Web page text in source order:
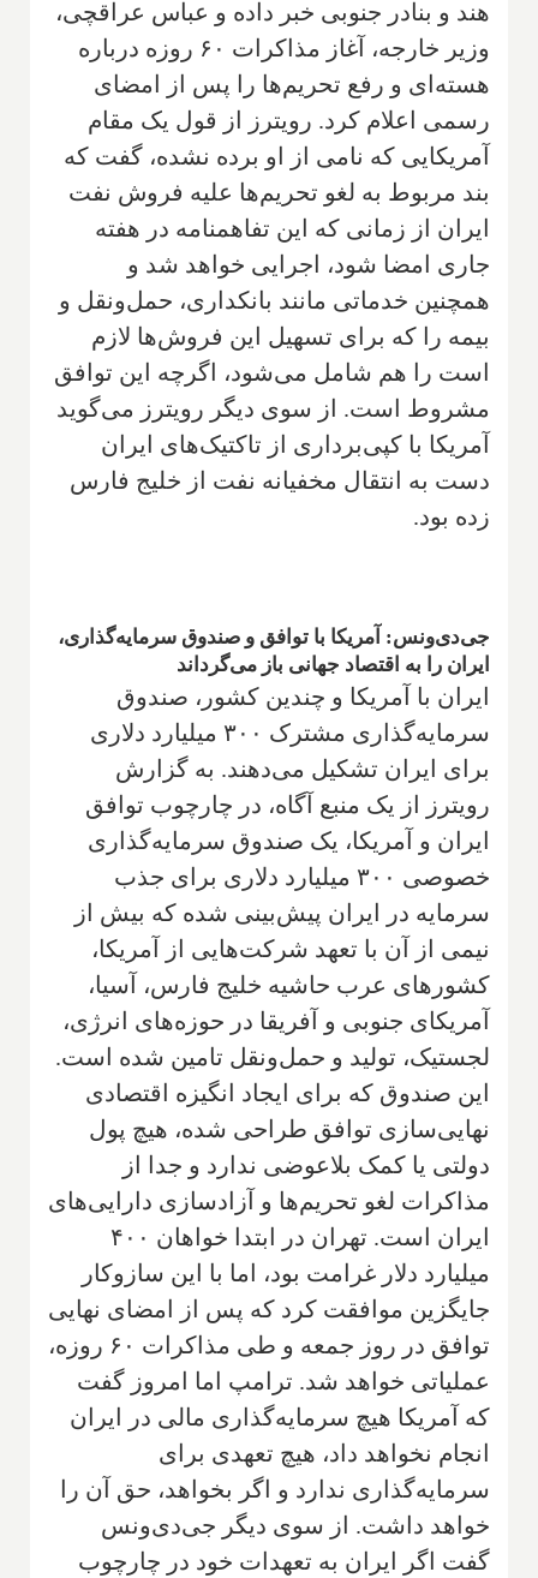
هند و بنادر جنوبی خبر داده و عباس عراقچی،
وزیر خارجه، آغاز مذاکرات ۶۰ روزه درباره
هسته‌ای و رفع تحریم‌ها را پس از امضای
رسمی اعلام کرد. رویترز از قول یک مقام
آمریکایی که نامی از او برده نشده، گفت که
بند مربوط به لغو تحریم‌ها علیه فروش نفت
ایران از زمانی که این تفاهمنامه در هفته
جاری امضا شود، اجرایی خواهد شد و
همچنین خدماتی مانند بانکداری، حمل‌ونقل و
بیمه را که برای تسهیل این فروش‌ها لازم
است را هم شامل می‌شود، اگرچه این توافق
مشروط است. از سوی دیگر رویترز می‌گوید
آمریکا با کپی‌برداری از تاکتیک‌های ایران
دست به انتقال مخفیانه نفت از خلیج فارس
زده بود.
جی‌دی‌ونس: آمریکا با توافق و صندوق سرمایه‌گذاری،
ایران را به اقتصاد جهانی باز می‌گرداند
ایران با آمریکا و چندین کشور، صندوق
سرمایه‌گذاری مشترک ۳۰۰ میلیارد دلاری
برای ایران تشکیل می‌دهند. به گزارش
رویترز از یک منبع آگاه، در چارچوب توافق
ایران و آمریکا، یک صندوق سرمایه‌گذاری
خصوصی ۳۰۰ میلیارد دلاری برای جذب
سرمایه در ایران پیش‌بینی شده که بیش از
نیمی از آن با تعهد شرکت‌هایی از آمریکا،
کشورهای عرب حاشیه خلیج فارس، آسیا،
آمریکای جنوبی و آفریقا در حوزه‌های انرژی،
لجستیک، تولید و حمل‌ونقل تامین شده است.
این صندوق که برای ایجاد انگیزه اقتصادی
نهایی‌سازی توافق طراحی شده، هیچ پول
دولتی یا کمک بلاعوضی ندارد و جدا از
مذاکرات لغو تحریم‌ها و آزادسازی دارایی‌های
ایران است. تهران در ابتدا خواهان ۴۰۰
میلیارد دلار غرامت بود، اما با این سازوکار
جایگزین موافقت کرد که پس از امضای نهایی
توافق در روز جمعه و طی مذاکرات ۶۰ روزه،
عملیاتی خواهد شد. ترامپ اما امروز گفت
که آمریکا هیچ سرمایه‌گذاری مالی در ایران
انجام نخواهد داد، هیچ تعهدی برای
سرمایه‌گذاری ندارد و اگر بخواهد، حق آن را
خواهد داشت. از سوی دیگر جی‌دی‌ونس
گفت اگر ایران به تعهدات خود در چارچوب